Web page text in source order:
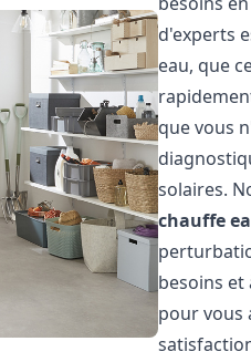
d'experts
eau, que
que vous
solaires.
chauffe
besoins
pour vous